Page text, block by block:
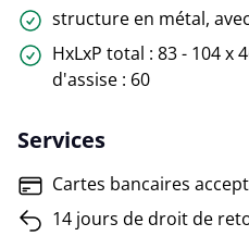
structure en métal,
HxLxP total : 83 - 104 x
d'assise : 60
Services
Cartes bancaires
14 jours de droit de